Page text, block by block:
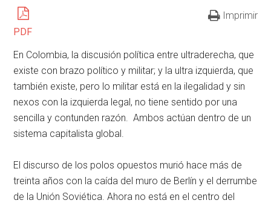
PDF
Imprimir
En Colombia, la discusión política entre ultraderecha, que
existe con brazo político y militar; y la ultra izquierda, que
también existe, pero lo militar está en la ilegalidad y sin
nexos con la izquierda legal, no tiene sentido por una
sencilla y contunden razón. Ambos actúan dentro de un
sistema capitalista global.
El discurso de los polos opuestos murió hace más de
treinta años con la caída del muro de Berlín y el derrumbe
de la Unión Soviética. Ahora no está en el centro del